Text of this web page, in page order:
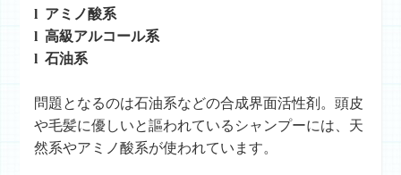
l アミノ酸系
l 高級アルコール系
l 石油系
問題となるのは石油系などの合成界面活性剤。頭皮
や毛髪に優しいと謳われているシャンプーには、天
然系やアミノ酸系が使われています。